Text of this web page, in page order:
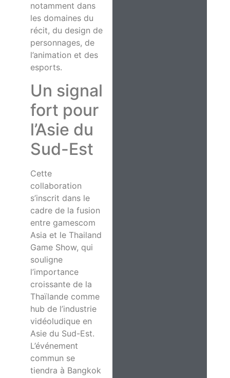
notamment dans
les domaines du
récit, du design de
personnages, de
l’animation et des
esports.
Un signal
fort pour
l’Asie du
Sud-Est
Cette
collaboration
s’inscrit dans le
cadre de la fusion
entre gamescom
Asia et le Thailand
Game Show, qui
souligne
l’importance
croissante de la
Thaïlande comme
hub de l’industrie
vidéoludique en
Asie du Sud-Est.
L’événement
commun se
tiendra à Bangkok